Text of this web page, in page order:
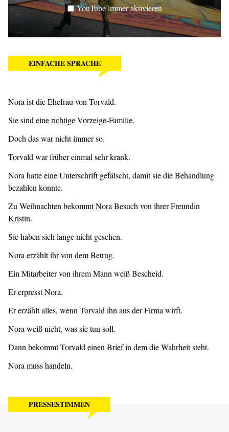
YouTube immer aktivieren
EINFACHE SPRACHE
Nora ist die Ehefrau von Torvald.
Sie sind eine richtige Vorzeige-Familie.
Doch das war nicht immer so.
Torvald war früher einmal sehr krank.
Nora hatte eine Unterschrift gefälscht, damit sie die Behandlung
bezahlen konnte.
Zu Weihnachten bekommt Nora Besuch von ihrer Freundin
Kristin.
Sie haben sich lange nicht gesehen.
Nora erzählt ihr von dem Betrug.
Ein Mitarbeiter von ihrem Mann weiß Bescheid.
Er erpresst Nora.
Er erzählt alles, wenn Torvald ihn aus der Firma wirft.
Nora weiß nicht, was sie tun soll.
Dann bekommt Torvald einen Brief in dem die Wahrheit steht.
Nora muss handeln.
PRESSESTIMMEN